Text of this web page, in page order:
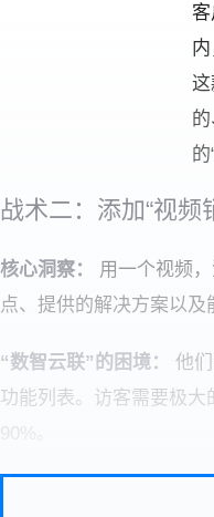
这
的
战术二：添加“视频
核心洞察：
用一个视频
点、提供的解决方案以及
“数智云联”的困境：
他
功能列表。访客需要极
90%。